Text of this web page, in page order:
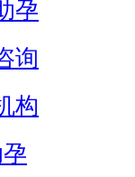
孕
询
构